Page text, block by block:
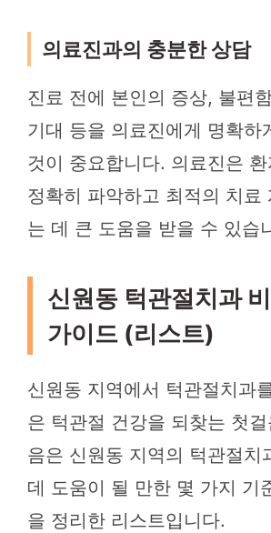
의료진과의 충분한 상담
진료 전에 본인의 증상, 불편
기대 등을 의료진에게 명확하
것이 중요합니다. 의료진은
정확히 파악하고 최적의 치료
는 데 큰 도움을 받을 수 있습
신원동 턱관절치과
가이드 (리스트)
신원동 지역에서 턱관절치과
은 턱관절 건강을 되찾는 첫
음은 신원동 지역의 턱관절치
데 도움이 될 만한 몇 가지 기
을 정리한 리스트입니다.